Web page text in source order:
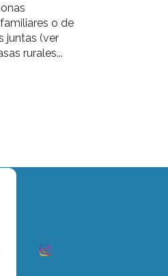
o de
juntas (ver
rurales...